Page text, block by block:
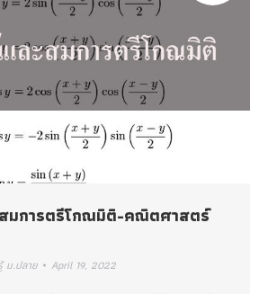
มการตรีโกณมิติ-คณิตศาสตร์
ม.ปลาย April 19, 2022